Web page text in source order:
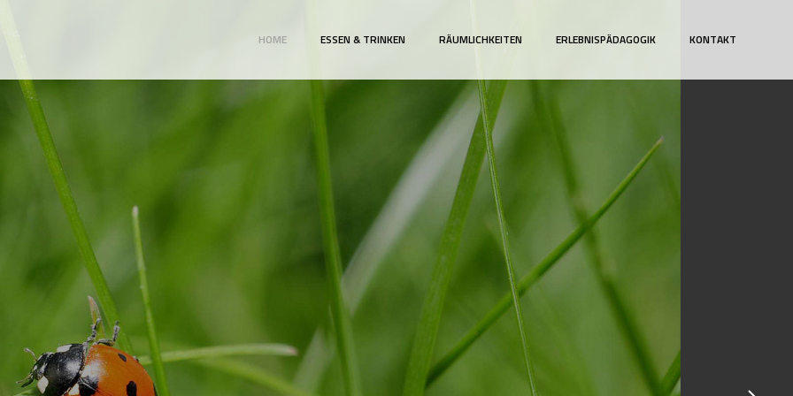
HOME ESSEN & TRINKEN RÄUMLICHKEITEN ERLEBNISPÄDAGOGIK KONTAKT
HARDT
NATUR BEGREIFEN